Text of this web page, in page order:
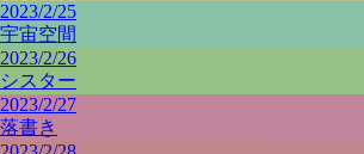
2023/2/25
宇宙空間
2023/2/26
シスター
2023/2/27
落書き